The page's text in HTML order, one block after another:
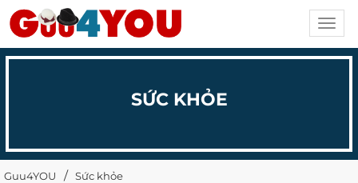
SỨC KHỎE
Guu4YOU Sức khỏe